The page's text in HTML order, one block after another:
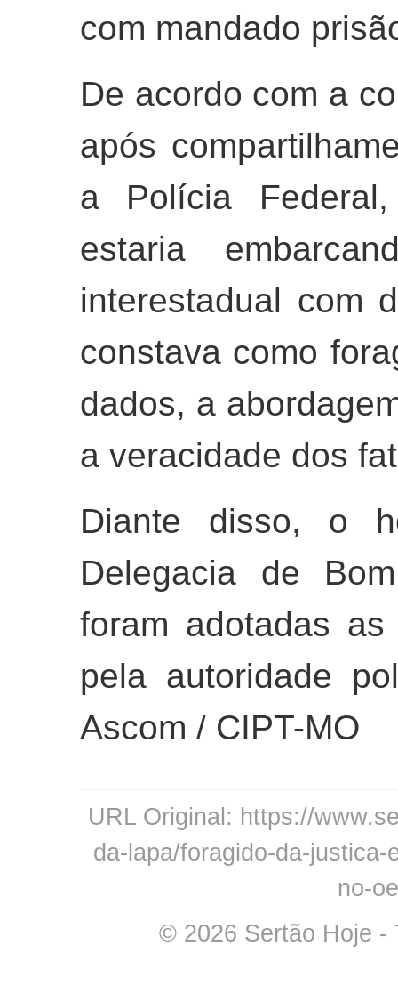
com mandado
De acordo com a
após
a Polícia
estaria
interestadual com
constava como
dados, a
a veracidade dos
Diante disso, o
Delegacia de
foram adotadas
pela autoridade
Ascom / CIPT-MO
URL Original: https://
da-lapa/foragido-da-
no-
© 2026 Sertão Hoje -